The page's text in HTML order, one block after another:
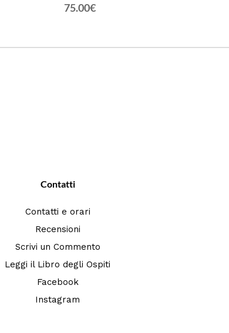
75.00€
Contatti
Contatti e orari
Recensioni
Scrivi un Commento
Leggi il Libro degli Ospiti
Facebook
Instagram